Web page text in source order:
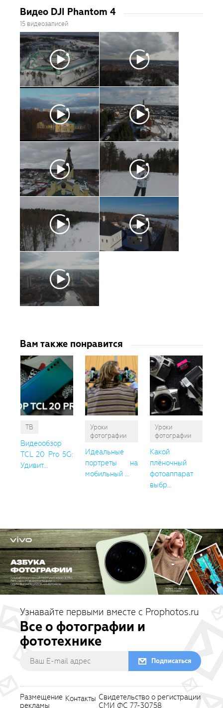
Видео DJI Phantom 4
15 видеозаписей
Вам также понравится
ТВ
Видеообзор
TCL 20 Pro 5G:
Удивит...
Уроки
фотографии
Идеальные
портреты на
мобильный ...
Уроки
фотографии
Какой
плёночный
фотоаппарат
выбр...
Узнавайте первыми вместе с Prophotos.ru
Все о фотографии и
фототехнике
Подписаться
Размещение
рекламы
Контакты Свидетельство о регистрации
СМИ ФС 77-30758